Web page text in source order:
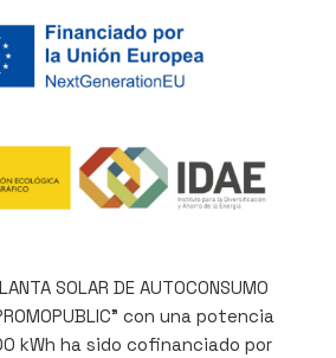
SOLAR DE AUTOCONSUMO
con una potencia
kWh ha sido cofinanciado por